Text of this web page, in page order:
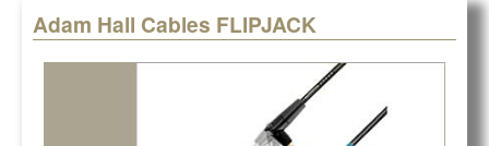
Adam Hall Cables FLIPJACK
Pages